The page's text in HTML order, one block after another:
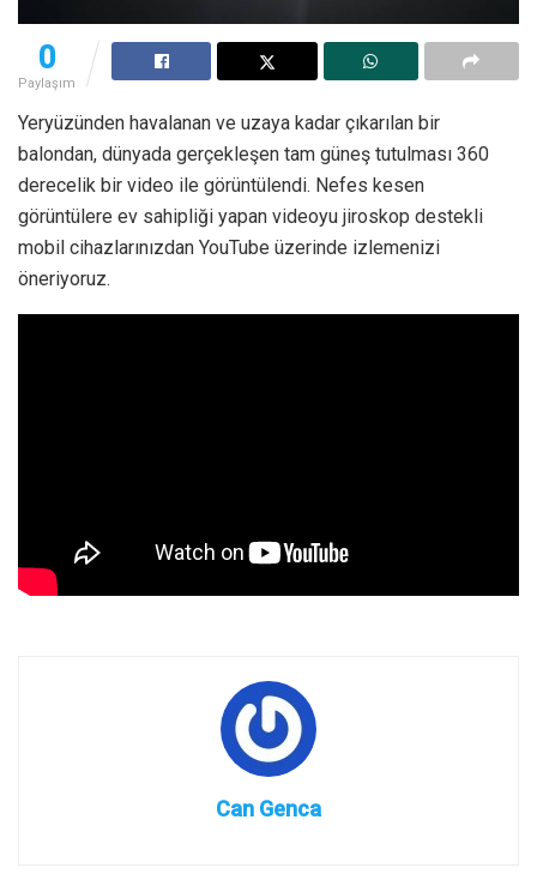
0
Paylaşım
Yeryüzünden havalanan ve uzaya kadar çıkarılan bir
balondan, dünyada gerçekleşen tam güneş tutulması 360
derecelik bir video ile görüntülendi. Nefes kesen
görüntülere ev sahipliği yapan videoyu jiroskop destekli
mobil cihazlarınızdan YouTube üzerinde izlemenizi
öneriyoruz.
Can Genca